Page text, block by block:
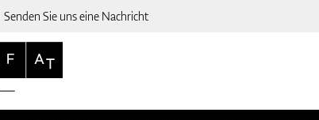
Senden Sie uns eine Nachricht